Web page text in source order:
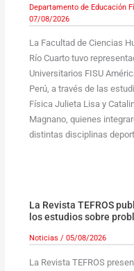
Departamento de Educación
07/08/2026
La Facultad de Ciencias
Río Cuarto tuvo
Universitarios FISU
Perú, a través de las
Física Julieta Lisa y
Magnano, quienes
distintas disciplinas
La Revista TEFROS
los estudios sobre
Noticias / 05/08/2026
La Revista TEFROS